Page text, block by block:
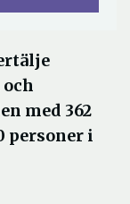
med 362
personer i